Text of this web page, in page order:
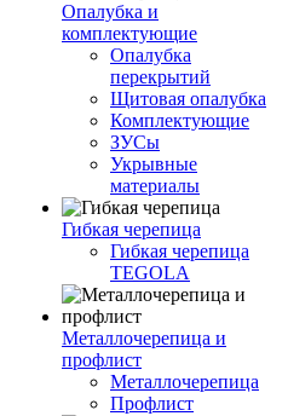
Опалубка и
комплектующие
Опалубка
перекрытий
Щитовая опалубка
Комплектующие
ЗУСы
Укрывные
материалы
Гибкая черепица
Гибкая черепица
TEGOLA
Металлочерепица и
профлист
Металлочерепица
Профлист